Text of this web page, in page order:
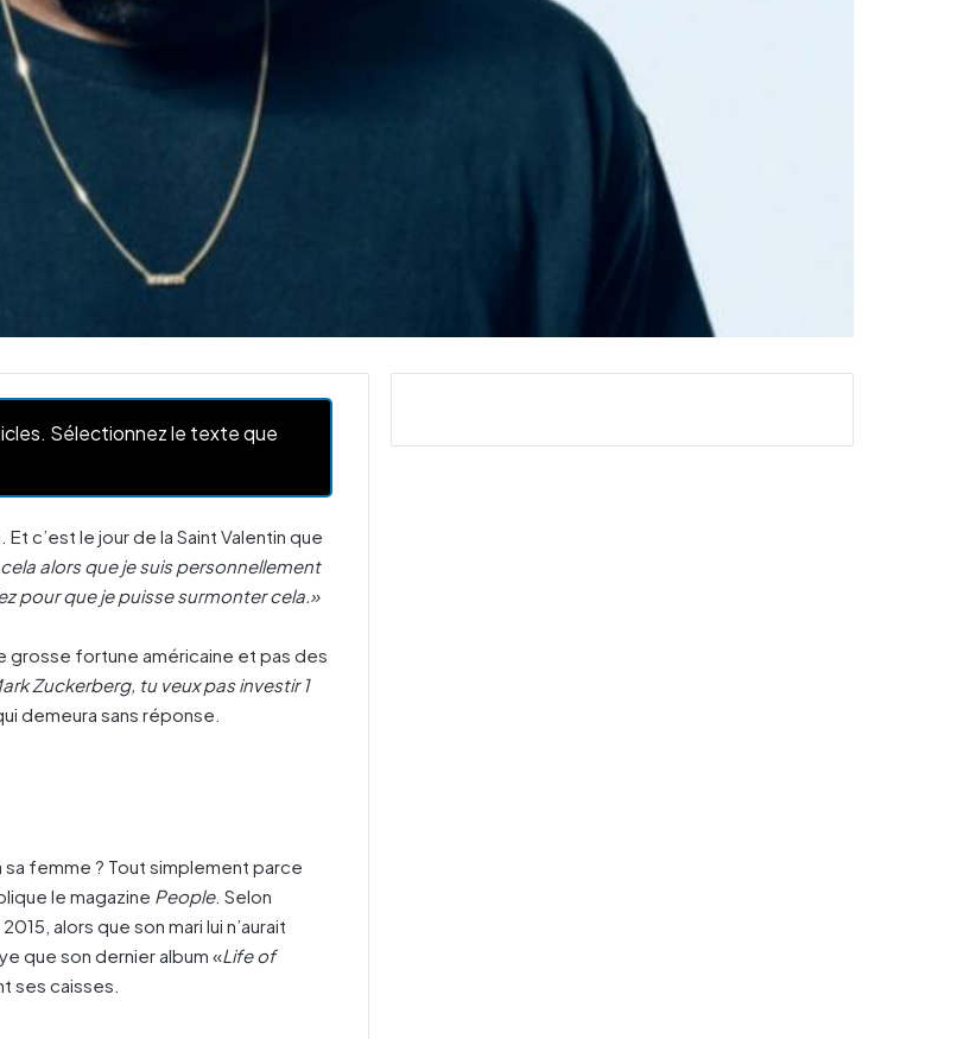
Sélectionnez le texte que
c’est le jour de la Saint Valentin que
alors que je suis personnellement
pour que je puisse surmonter cela.»
grosse fortune américaine et pas des
Zucker­berg, tu veux pas investir 1
demeura sans réponse.
sa femme ? Tout simplement parce
le magazine People. Selon
alors que son mari lui n’aurait
que son dernier album «Life of
ses caisses.